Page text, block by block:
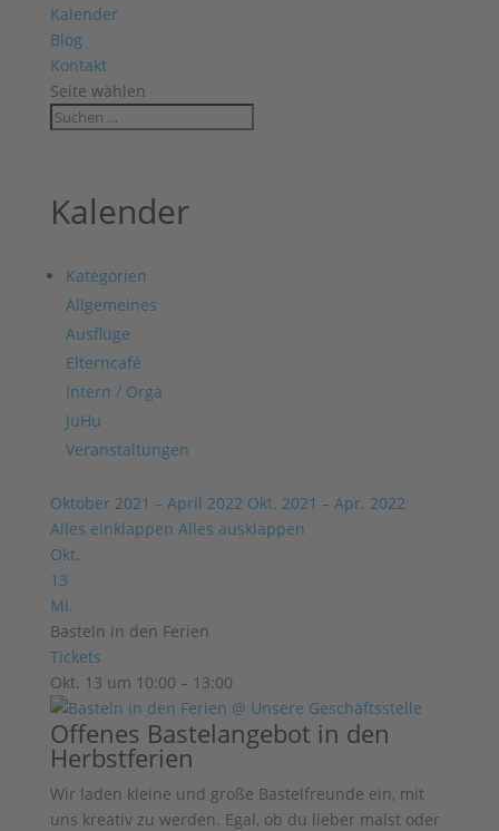
Kalender
Blog
Kontakt
Seite wählen
Kalender
Kategorien
Allgemeines
Ausflüge
Elterncafé
Intern / Orga
JuHu
Veranstaltungen
Oktober 2021 – April 2022 Okt. 2021 – Apr. 2022
Alles einklappen Alles ausklappen
Okt.
13
Mi.
Basteln in den Ferien
Tickets
Okt. 13 um 10:00 – 13:00
Offenes Bastelangebot in den
Herbstferien
Wir laden kleine und große Bastelfreunde ein, mit
uns kreativ zu werden. Egal, ob du lieber malst oder